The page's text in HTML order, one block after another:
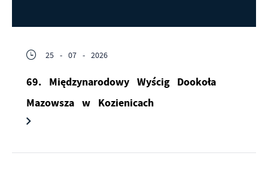
25 - 07 - 2026
69. Międzynarodowy Wyścig Dookoła
Mazowsza w Kozienicach